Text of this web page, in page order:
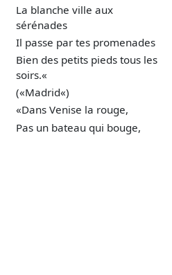
La blanche ville aux
sérénades
Il passe par tes promenades
Bien des petits pieds tous les
soirs.«
(«Madrid«)
«Dans Venise la rouge,
Pas un bateau qui bouge,